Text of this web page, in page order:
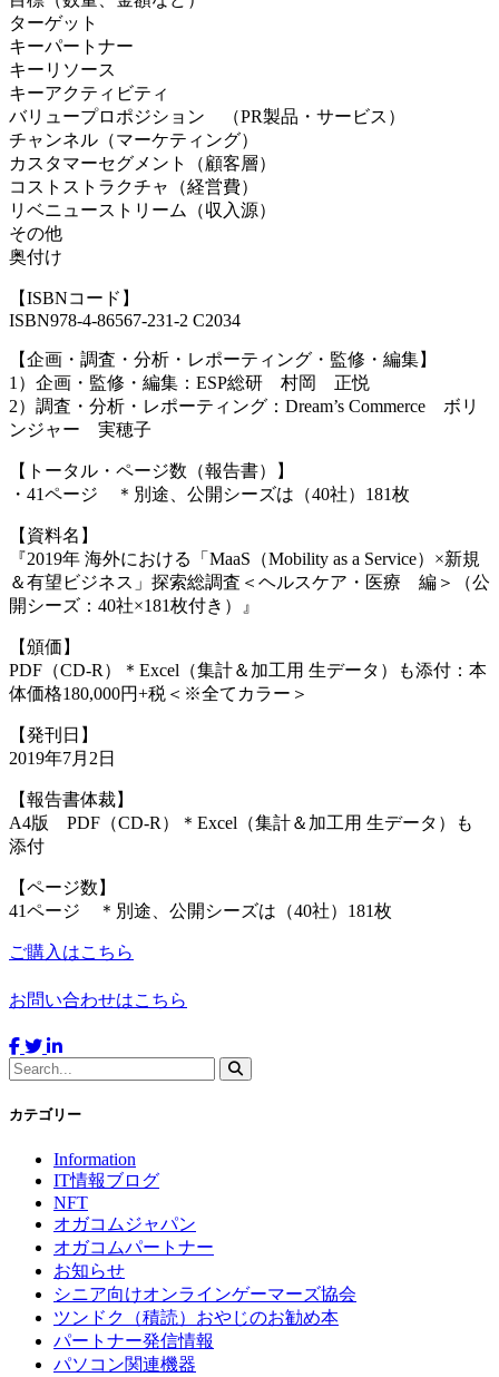
ターゲット
キーパートナー
キーリソース
キーアクティビティ
バリュープロポジション （PR製品・サービス）
チャンネル（マーケティング）
カスタマーセグメント（顧客層）
コストストラクチャ（経営費）
リベニューストリーム（収入源）
その他
奥付け
【ISBNコード】
ISBN978-4-86567-231-2 C2034
【企画・調査・分析・レポーティング・監修・編集】
1）企画・監修・編集：ESP総研 村岡 正悦
2）調査・分析・レポーティング：Dream’s Commerce ボリ
ンジャー 実穂子
【トータル・ページ数（報告書）】
・41ページ ＊別途、公開シーズは（40社）181枚
【資料名】
『2019年 海外における「MaaS（Mobility as a Service）×新規
＆有望ビジネス」探索総調査＜ヘルスケア・医療 編＞（公
開シーズ：40社×181枚付き）』
【頒価】
PDF（CD-R）＊Excel（集計＆加工用 生データ）も添付：本
体価格180,000円+税＜※全てカラー＞
【発刊日】
2019年7月2日
【報告書体裁】
A4版 PDF（CD-R）＊Excel（集計＆加工用 生データ）も
添付
【ページ数】
41ページ ＊別途、公開シーズは（40社）181枚
ご購入はこちら
お問い合わせはこちら
カテゴリー
Information
IT情報ブログ
NFT
オガコムジャパン
オガコムパートナー
お知らせ
シニア向けオンラインゲーマーズ協会
ツンドク（積読）おやじのお勧め本
パートナー発信情報
パソコン関連機器